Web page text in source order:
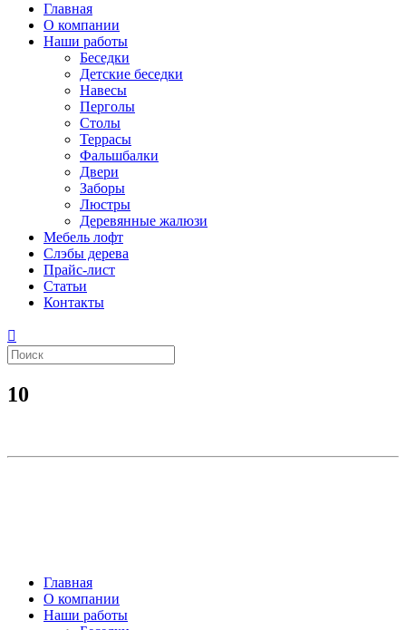
Главная
О компании
Наши работы
Беседки
Детские беседки
Навесы
Перголы
Столы
Террасы
Фальшбалки
Двери
Заборы
Люстры
Деревянные жалюзи
Мебель лофт
Слэбы дерева
Прайс-лист
Статьи
Контакты
10
Главная
О компании
Наши работы